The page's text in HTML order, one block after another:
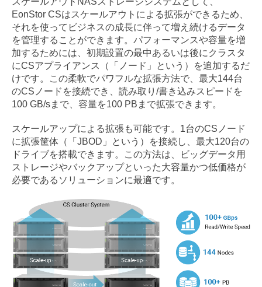
EonStor CSはスケールアウトによる拡張ができるため、
それを使ってビジネスの成長に伴って増え続けるデータ
を管理することができます。パフォーマンスや容量を増
加するためには、初期設置の最中あるいは後にクラスタ
にCSアプライアンス（「ノード」という）を追加するだ
けです。この柔軟でパワフルな拡張方法で、最大144台
のCSノードを接続でき、読み取り/書き込みスピードを
100 GB/sまで、容量を100 PBまで拡張できます。
スケールアップによる拡張も可能です。1台のCSノード
に拡張筐体（「JBOD」という）を接続し、最大120台の
ドライブを搭載できます。この方法は、ビッグデータ用
ストレージやバックアップといった大容量かつ低価格が
必要であるソリューションに最適です。